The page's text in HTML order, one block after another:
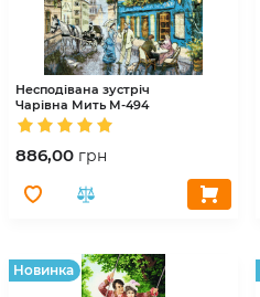
Несподiвана зустрiч
Чарівна Мить М-494
886,00 грн
Hовинка